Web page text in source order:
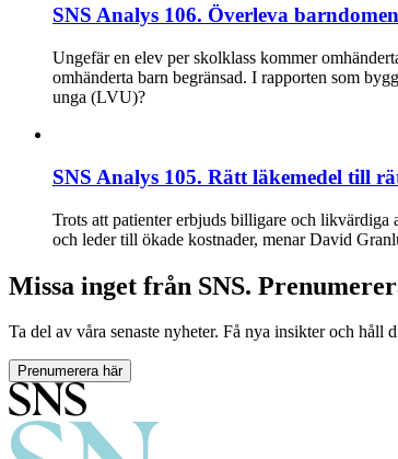
SNS Analys 106. Överleva
Ungefär en elev per skolklass kommer
omhänderta barn begränsad. I rapporten som
unga (LVU)?
SNS Analys 105. Rätt läkemedel till
Trots att patienter erbjuds billigare och likvärdiga
och leder till ökade kostnader, menar David
Missa inget från SNS.
Ta del av våra senaste nyheter. Få nya insikter och håll
Prenumerera här